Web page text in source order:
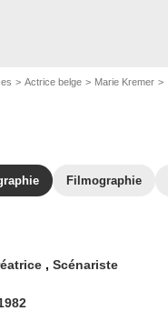
Actrice belge Marie Kremer
Filmographie
, Scénariste